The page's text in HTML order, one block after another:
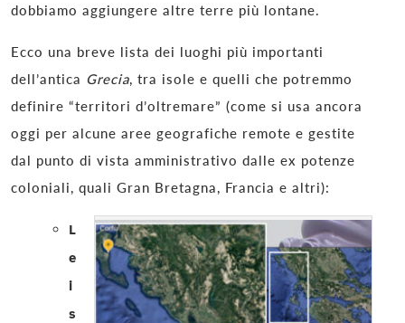
dobbiamo aggiungere altre terre più lontane.
Ecco una breve lista dei luoghi più importanti
dell’antica Grecia, tra isole e quelli che potremmo
definire “territori d’oltremare” (come si usa ancora
oggi per alcune aree geografiche remote e gestite
dal punto di vista amministrativo dalle ex potenze
coloniali, quali Gran Bretagna, Francia e altri):
L
e
i
s